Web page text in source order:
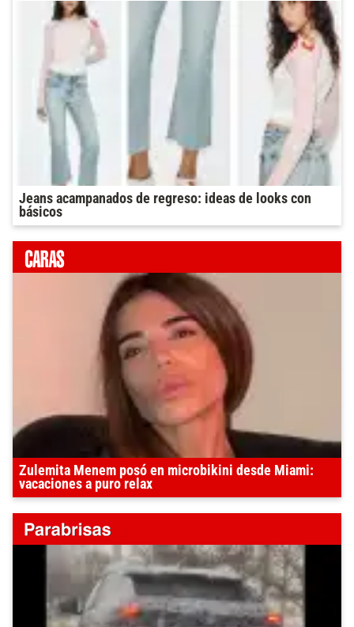
Jeans acampanados de regreso: ideas de looks con
básicos
Zulemita Menem posó en microbikini desde Miami:
vacaciones a puro relax